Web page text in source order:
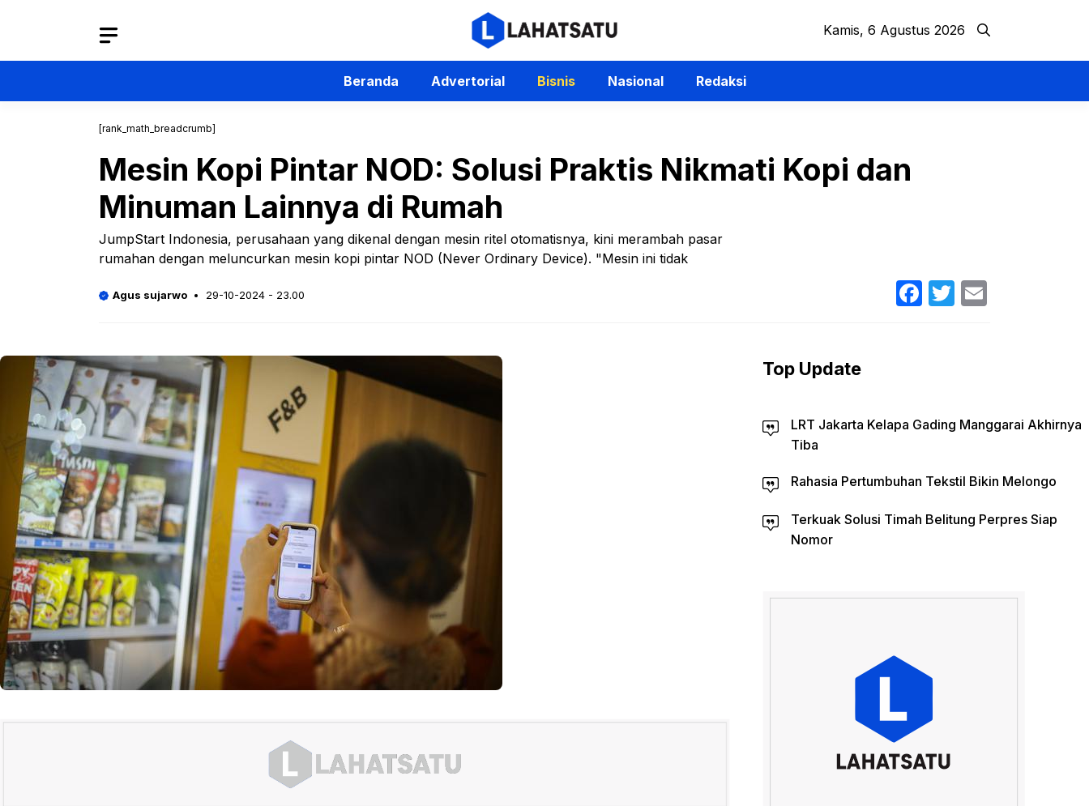
Kamis, 6 Agustus 2026
Beranda Advertorial Bisnis Nasional Redaksi
[rank_math_breadcrumb]
Mesin Kopi Pintar NOD: Solusi Praktis Nikmati Kopi dan
Minuman Lainnya di Rumah
JumpStart Indonesia, perusahaan yang dikenal dengan mesin ritel otomatisnya, kini merambah pasar
rumahan dengan meluncurkan mesin kopi pintar NOD (Never Ordinary Device). "Mesin ini tidak
Agus sujarwo 29-10-2024 - 23.00 Facebook
Twitter
Top Update
LRT Jakarta Kelapa Gading Manggarai Akhirnya
Tiba
Rahasia Pertumbuhan Tekstil Bikin Melongo
Terkuak Solusi Timah Belitung Perpres Siap
Nomor